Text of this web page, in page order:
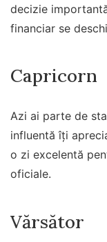
decizie
financiar se
Capricorn
Azi ai parte de
influentă îți
o zi excelentă
oficiale.
Vărsător